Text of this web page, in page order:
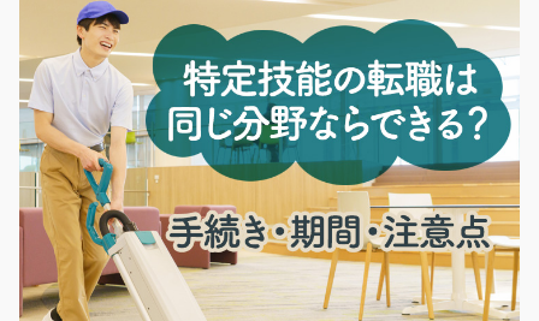
保育士/g04_02564
急募
＼土日祝休み！14時から4時間の保育士スタッフ募集／
こども園での保育士…
長期（3ヶ月以上）
時給1,600円
滋賀県栗東市
気になる